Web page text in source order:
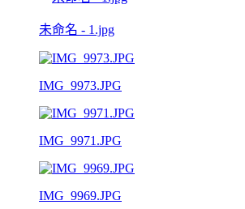
未命名 - 1.jpg
IMG_9973.JPG
IMG_9971.JPG
IMG_9969.JPG